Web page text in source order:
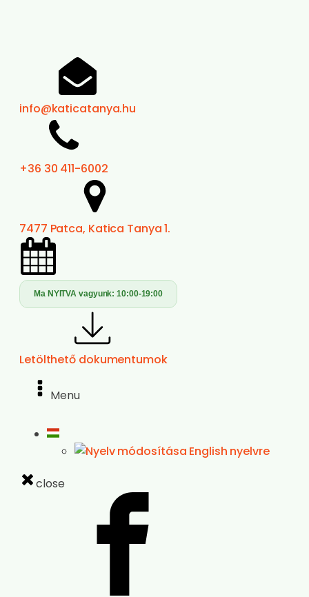
info@katicatanya.hu
+36 30 411-6002
7477 Patca, Katica Tanya 1.
Ma NYITVA vagyunk:10:00-19:00
Letölthető dokumentumok
Menu
close